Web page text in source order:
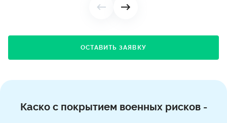
ОСТАВИТЬ ЗАЯВКУ
Каско с покрытием военных рисков -